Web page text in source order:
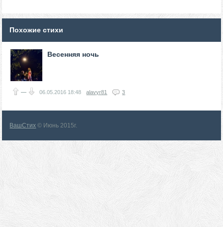
Похожие стихи
Весенняя ночь
— 06.05.2016 18:48 alavyr81 3
ВашСтих © Июнь 2015г.